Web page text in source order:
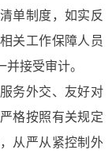
单制度，如实反
关工作保障人员
接受审计。
务外交、友好对
格按照有关规定
从严从紧控制外